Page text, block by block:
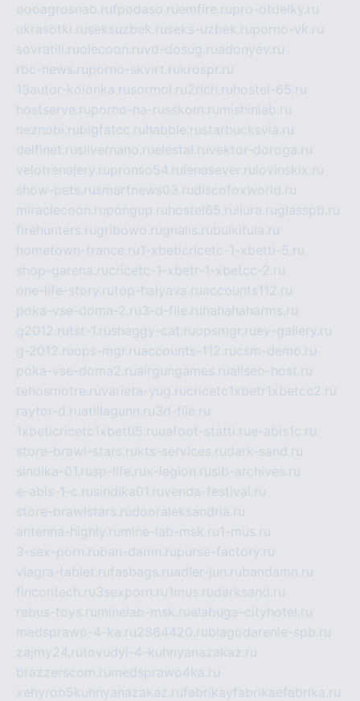
oooagrosnab.rufpodaso.ruemfire.rupro-otdelky.ru
ukrasotki.ruseksuzbek.ruseks-uzbek.ruporno-vk.ru
sovratili.ruolecoon.ruvd-dosug.ruadonyev.ru
rbc-news.ruporno-skvirt.rukrospr.ru
13autor-kolonka.rusormol.ru2rich.ru hostel-65.ru
hostserve.ruporno-na-russkom.ru mishinlab.ru
neznobi.rubigfatcc.ru habble.rustarbucksvia.ru
delfinet.rusilvernano.ruelestal.ruvektor-doroga.ru
velotrenajery.rupronso54.ru lenasever.ru lovinskix.ru
show-pets.rusmartnews03.rudiscofoxworld.ru
miraclecoon.rupongup.ru hostel65.ru liura.ruglasspb.ru
firehunters.rugribowo.rugnalis.rubulkitula.ru
hometown-france.ru1-xbeticricetc-1-xbetti-5.ru
shop-garena.rucricetc-1-xbetr-1-xbetcc-2.ru
one-life-story.rutop-halyava.ruaccounts112.ru
poka-vse-doma-2.ru3-d-file.ru hahahaharms.ru
g2012.rutst-1.rushaggy-cat.ruopsmgr.ruev-gallery.ru
g-2012.ruops-mgr.ruaccounts-112.rucsm-demo.ru
poka-vse-doma2.ruairgungames.ruallseo-host.ru
tehosmotre.ruvarieta-yug.rucricetc1xbetr1xbetcc2.ru
raytor-d.ruatillagunn.ru3d-file.ru
1xbeticricetc1xbetti5.ruuafoot-statti.rue-abis1c.ru
store-brawl-stars.rukts-services.rudark-sand.ru
sindika-01.rusp-life.rux-legion.rusib-archives.ru
e-abis-1-c.rusindika01.ruvenda-festival.ru
store-brawlstars.rudooraleksandria.ru
antenna-highly.ru mine-lab-msk.ru1-mus.ru
3-sex-porn.ruban-damn.rupurse-factory.ru
viagra-tablet.rufasbags.ruadler-jun.rubandamn.ru
fincontech.ru3sexporn.ru1mus.rudarksand.ru
rebus-toys.ru minelab-msk.rualabuga-cityhotel.ru
medsprawo-4-ka.ru2864420.rublagodarenie-spb.ru
zajmy24.rutovudyi-4-kuhnyanazakaz.ru
brazzerscom.ru medsprawo4ka.ru
xehyroo5kuhnyanazakaz.rufabrikayfabrikaefabrika.ru